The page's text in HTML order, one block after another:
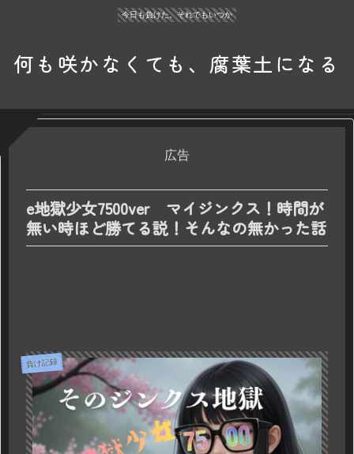
今日も負けた。それでもいつか
何も咲かなくても、腐葉土になる
広告
e地獄少女7500ver マイジンクス！時間が
無い時ほど勝てる説！そんなの無かった話
負け記録